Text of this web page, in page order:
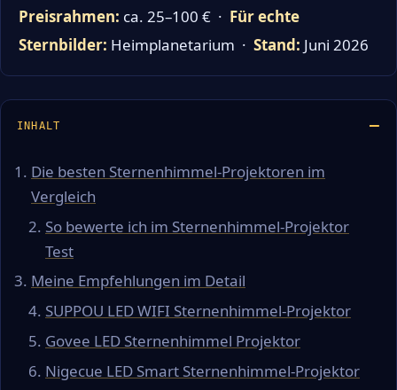
Preisrahmen: ca. 25–100 € · Für echte
Sternbilder: Heimplanetarium · Stand: Juni 2026
INHALT
Die besten Sternenhimmel-Projektoren im
Vergleich
So bewerte ich im Sternenhimmel-Projektor
Test
Meine Empfehlungen im Detail
SUPPOU LED WIFI Sternenhimmel-Projektor
Govee LED Sternenhimmel Projektor
Nigecue LED Smart Sternenhimmel-Projektor